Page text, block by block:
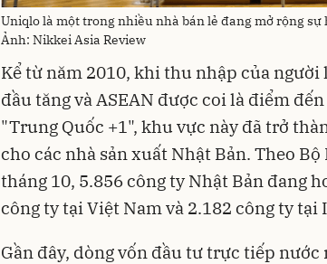
Uniqlo là một trong nhiều nhà bán lẻ đang mở rộng
Ảnh: Nikkei Asia Review
Kể từ năm 2010, khi thu nhập của người
đầu tăng và ASEAN được coi là điểm
"Trung Quốc +1", khu vực này đã trở
cho các nhà sản xuất Nhật Bản. Theo
tháng 10, 5.856 công ty Nhật Bản đang
công ty tại Việt Nam và 2.182 công ty tại
Gần đây, dòng vốn đầu tư trực tiếp nước